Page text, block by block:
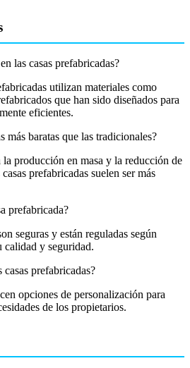
las casas prefabricadas?
utilizan materiales como
que han sido diseñados para
eficientes.
más baratas que las tradicionales?
producción en masa y la reducción de
prefabricadas suelen ser más
prefabricada?
seguras y están reguladas según
calidad y seguridad.
casas prefabricadas?
opciones de personalización para
de los propietarios.